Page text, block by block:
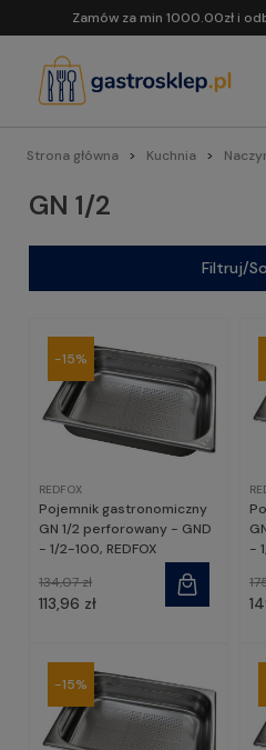
Zamów za min 1000.00zł i
Strona główna Kuchnia
GN 1/2
Filtruj/
REDFOX
Pojemnik gastronomiczny
GN 1/2 perforowany - GND
- 1/2-100, REDFOX
113,96 zł
134,07 zł
-15%
-
-15%